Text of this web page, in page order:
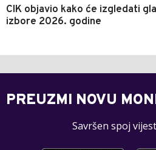
CIK objavio kako će izgledati
izbore 2026. godine
PREUZMI NOVU
Savršen spoj